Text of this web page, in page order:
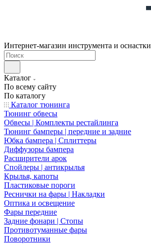
Интернет-магазин инструмента и оснастки
Каталог
По всему сайту
По каталогу
Каталог тюнинга
Тюнинг обвесы
Обвесы | Комплекты рестайлинга
Тюнинг бамперы | передние и задние
Юбка бампера | Сплиттеры
Диффузоры бампера
Расширители арок
Спойлеры | антикрылья
Крылья, капоты
Пластиковые пороги
Реснички на фары | Накладки
Оптика и освещение
Фары передние
Задние фонари | Стопы
Противотуманные фары
Поворотники